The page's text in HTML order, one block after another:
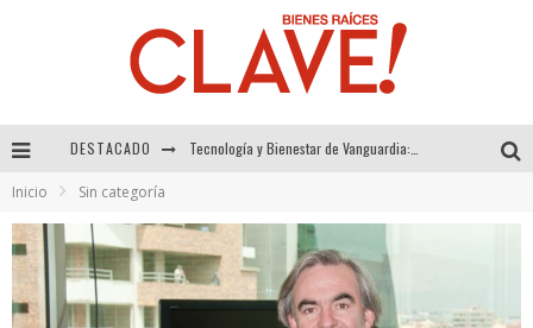
DESTACADO
Inicio Sin categoría